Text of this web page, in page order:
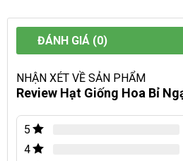
ĐÁNH GIÁ (0)
NHẬN XÉT VỀ SẢN PHẨM
Review Hạt Giống Hoa Bỉ
5
4